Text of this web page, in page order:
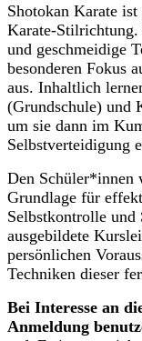
Shotokan Karate
Karate-Stilrichtung.
und geschmeidige
besonderen Fokus
aus. Inhaltlich
(Grundschule) und
um sie dann im
Selbstverteidigung
Den Schüler*innen
Grundlage für
Selbstkontrolle
ausgebildete
persönlichen
Techniken dieser
Bei Interesse an
Anmeldung